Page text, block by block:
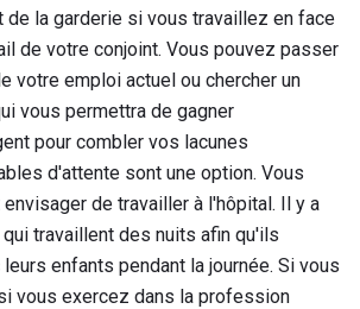
de la garderie si vous travaillez en face
de votre conjoint. Vous pouvez passer
votre emploi actuel ou chercher un
vous permettra de gagner
pour combler vos lacunes
d'attente sont une option. Vous
de travailler à l'hôpital. Il y a
travaillent des nuits afin qu'ils
enfants pendant la journée. Si vous
vous exercez dans la profession